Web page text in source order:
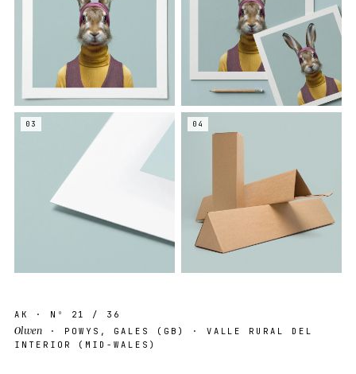
03 04
AK · Nº 21 / 36
Olwen · POWYS, GALES (GB) · VALLE RURAL DEL
INTERIOR (MID-WALES)